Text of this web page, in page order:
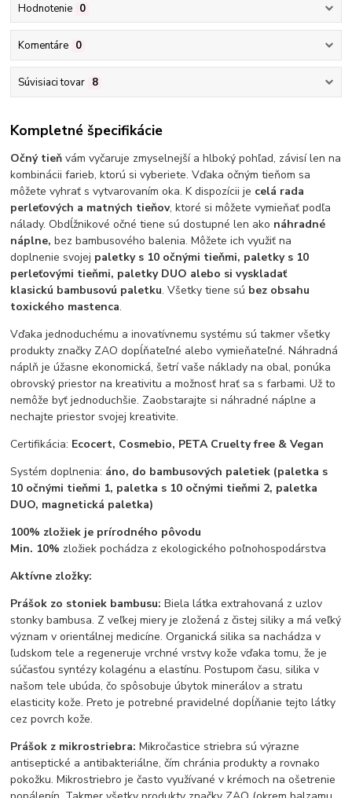
Hodnotenie 0
Komentáre 0
Súvisiaci tovar 8
Kompletné špecifikácie
Očný tieň vám vyčaruje zmyselnejší a hlboký pohľad, závisí len na
kombinácii farieb, ktorú si vyberiete. Vďaka očným tieňom sa
môžete vyhrať s vytvarovaním oka. K dispozícii je celá rada
perleťových a matných tieňov, ktoré si môžete vymieňať podľa
nálady. Obdĺžnikové očné tiene sú dostupné len ako náhradné
náplne,bez bambusového balenia. Môžete ich využiť na
doplnenie svojej paletky s 10 očnými tieňmi, paletky s 10
perleťovými tieňmi, paletky DUO alebo si vyskladať
klasickú bambusovú paletku. Všetky tiene sú bez obsahu
toxického mastenca.
Vďaka jednoduchému a inovatívnemu systému sú takmer všetky
produkty značky ZAO dopĺňateľné alebo vymieňateľné. Náhradná
náplň je úžasne ekonomická, šetrí vaše náklady na obal, ponúka
obrovský priestor na kreativitu a možnosť hrať sa s farbami. Už to
nemôže byť jednoduchšie. Zaobstarajte si náhradné náplne a
nechajte priestor svojej kreativite.
Certifikácia: Ecocert, Cosmebio, PETA Cruelty free & Vegan
Systém doplnenia: áno, do bambusových paletiek (paletka s
10 očnými tieňmi 1, paletka s 10 očnými tieňmi 2, paletka
DUO, magnetická paletka)
100% zložiek je prírodného pôvodu
Min. 10% zložiek pochádza z ekologického poľnohospodárstva
Aktívne zložky:
Prášok zo stoniek bambusu:Biela látka extrahovaná z uzlov
stonky bambusa. Z veľkej miery je zložená z čistej siliky a má veľký
význam v orientálnej medicíne. Organická silika sa nachádza v
ľudskom tele a regeneruje vrchné vrstvy kože vďaka tomu, že je
súčasťou syntézy kolagénu a elastínu. Postupom času, silika v
našom tele ubúda, čo spôsobuje úbytok minerálov a stratu
elasticity kože. Preto je potrebné pravidelné dopĺňanie tejto látky
cez povrch kože.
Prášok z mikrostriebra:Mikročastice striebra sú výrazne
antiseptické a antibakteriálne, čím chránia produkty a rovnako
pokožku. Mikrostriebro je často využívané v krémoch na ošetrenie